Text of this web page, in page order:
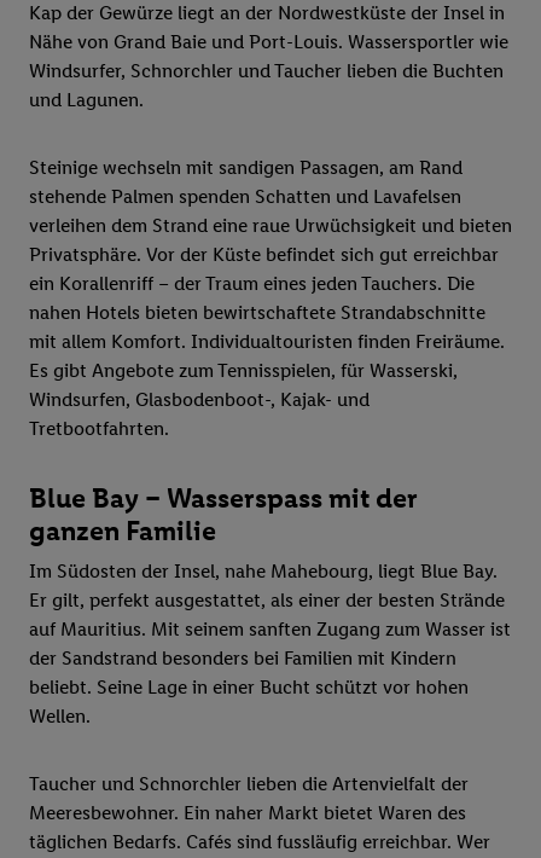
Kap der Gewürze liegt an der Nordwestküste der Insel in
Nähe von Grand Baie und Port-Louis. Wassersportler wie
Windsurfer, Schnorchler und Taucher lieben die Buchten
und Lagunen.
Steinige wechseln mit sandigen Passagen, am Rand
stehende Palmen spenden Schatten und Lavafelsen
verleihen dem Strand eine raue Urwüchsigkeit und bieten
Privatsphäre. Vor der Küste befindet sich gut erreichbar
ein Korallenriff – der Traum eines jeden Tauchers. Die
nahen Hotels bieten bewirtschaftete Strandabschnitte
mit allem Komfort. Individualtouristen finden Freiräume.
Es gibt Angebote zum Tennisspielen, für Wasserski,
Windsurfen, Glasbodenboot-, Kajak- und
Tretbootfahrten.
Blue Bay – Wasserspass mit der
ganzen Familie
Im Südosten der Insel, nahe Mahebourg, liegt Blue Bay.
Er gilt, perfekt ausgestattet, als einer der besten Strände
auf Mauritius. Mit seinem sanften Zugang zum Wasser ist
der Sandstrand besonders bei Familien mit Kindern
beliebt. Seine Lage in einer Bucht schützt vor hohen
Wellen.
Taucher und Schnorchler lieben die Artenvielfalt der
Meeresbewohner. Ein naher Markt bietet Waren des
täglichen Bedarfs. Cafés sind fussläufig erreichbar. Wer